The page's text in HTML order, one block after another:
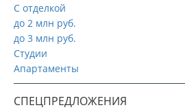
С отделкой
до 2 млн руб.
до 3 млн руб.
Студии
Апартаменты
СПЕЦПРЕДЛОЖЕНИЯ